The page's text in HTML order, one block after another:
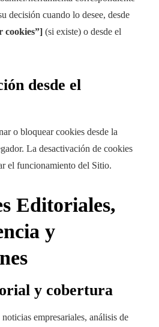
decisión cuando lo desee, desde
cookies”] (si existe) o desde el
desde el
o bloquear cookies desde la
La desactivación de cookies
el funcionamiento del Sitio.
Editoriales,
y
y cobertura
empresariales, análisis de